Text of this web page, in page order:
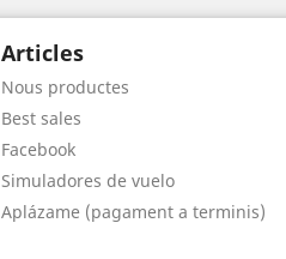
Articles
Nous productes
Best sales
Facebook
Simuladores de vuelo
Aplázame (pagament a terminis)